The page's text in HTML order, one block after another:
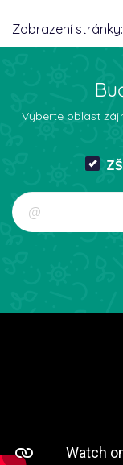
Zobrazení stránky:
Vyberte oblast
ZŠ